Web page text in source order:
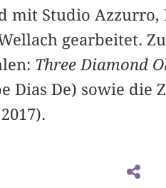
mit Studio Azzurro,
gearbeitet.
Three Diamond
Dias De) sowie die